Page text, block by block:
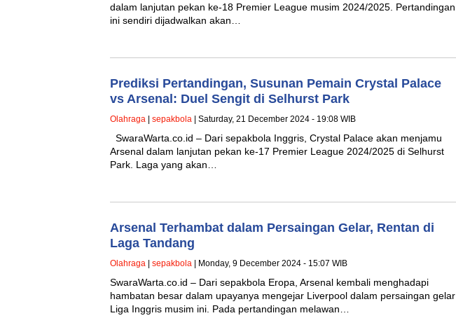
dalam lanjutan pekan ke-18 Premier League musim 2024/2025. Pertandingan
ini sendiri dijadwalkan akan…
Prediksi Pertandingan, Susunan Pemain Crystal Palace
vs Arsenal: Duel Sengit di Selhurst Park
Olahraga sepakbola | Saturday, 21 December 2024 - 19:08 WIB
SwaraWarta.co.id – Dari sepakbola Inggris, Crystal Palace akan menjamu
Arsenal dalam lanjutan pekan ke-17 Premier League 2024/2025 di Selhurst
Park. Laga yang akan…
Arsenal Terhambat dalam Persaingan Gelar, Rentan di
Laga Tandang
Olahraga sepakbola | Monday, 9 December 2024 - 15:07 WIB
SwaraWarta.co.id – Dari sepakbola Eropa, Arsenal kembali menghadapi
hambatan besar dalam upayanya mengejar Liverpool dalam persaingan gelar
Liga Inggris musim ini. Pada pertandingan melawan…